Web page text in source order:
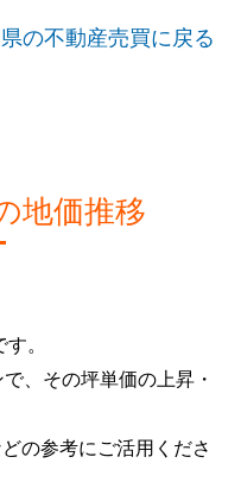
の不動産売買に戻る
地価推移
。
、その坪単価の上昇・
の参考にご活用くださ